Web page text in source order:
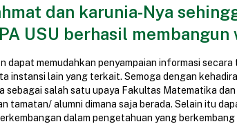
dan karunia-Nya
USU berhasil membangun
dapat memudahkan penyampaian informasi
instansi lain yang terkait. Semoga dengan
sebagai salah satu upaya Fakultas Matematika
tamatan/ alumni dimana saja berada. Selain itu
dalam pengetahuan yang